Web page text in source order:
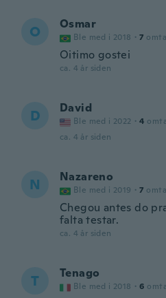
O Osmar
Ble med i 2018 · 7
Oitimo gostei
ca. 4 år siden
D David
Ble med i 2022 · 4
ca. 4 år siden
N Nazareno
Ble med i 2019 · 7
Chegou antes do
falta testar.
ca. 4 år siden
T Tenago
Ble med i 2018 · 6